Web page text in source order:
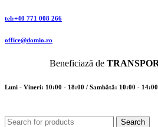
tel:+40 771 008 266
office@domio.ro
Beneficiază de
Luni - Vineri: 10:00 - 18:00 / Sambătă: 10:00 - 14:00
Search